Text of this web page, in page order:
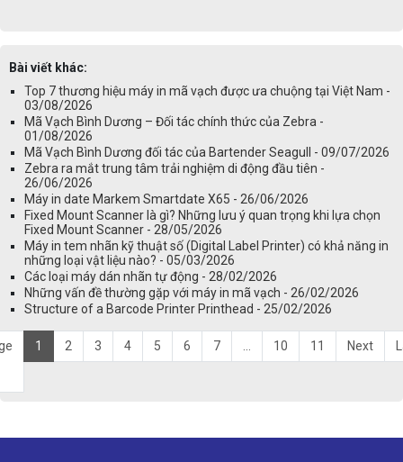
Bài viết khác:
Top 7 thương hiệu máy in mã vạch được ưa chuộng tại Việt Nam -
03/08/2026
Mã Vạch Bình Dương – Đối tác chính thức của Zebra -
01/08/2026
Mã Vạch Bình Dương đối tác của Bartender Seagull - 09/07/2026
Zebra ra mắt trung tâm trải nghiệm di động đầu tiên -
26/06/2026
Máy in date Markem Smartdate X65 - 26/06/2026
Fixed Mount Scanner là gì? Những lưu ý quan trọng khi lựa chọn
Fixed Mount Scanner - 28/05/2026
Máy in tem nhãn kỹ thuật số (Digital Label Printer) có khả năng in
những loại vật liệu nào? - 05/03/2026
Các loại máy dán nhãn tự động - 28/02/2026
Những vấn đề thường gặp với máy in mã vạch - 26/02/2026
Structure of a Barcode Printer Printhead - 25/02/2026
1 2 3 4 5 6 7 10 11 Next